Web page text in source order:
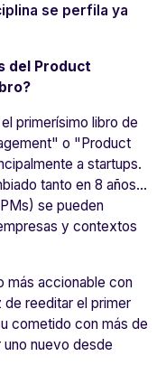
se perfila ya
del Product
primerísimo libro de
o "Product
a startups.
tanto en 8 años...
se pueden
y contextos
más accionable con
reeditar el primer
cometido con más de
nuevo desde